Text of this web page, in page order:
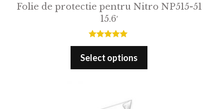
Folie de protectie pentru Nitro NP515-51
15.6′
5.00
Select options